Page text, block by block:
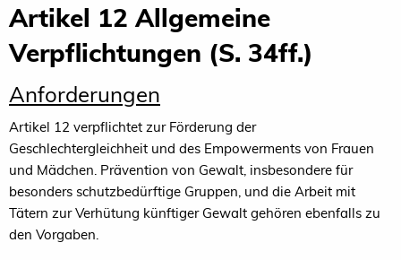
Artikel 12 Allgemeine
Verpflichtungen (S. 34ff.)
Anforderungen
Artikel 12 verpflichtet zur Förderung der
Geschlechtergleichheit und des Empowerments von Frauen
und Mädchen. Prävention von Gewalt, insbesondere für
besonders schutzbedürftige Gruppen, und die Arbeit mit
Tätern zur Verhütung künftiger Gewalt gehören ebenfalls zu
den Vorgaben.